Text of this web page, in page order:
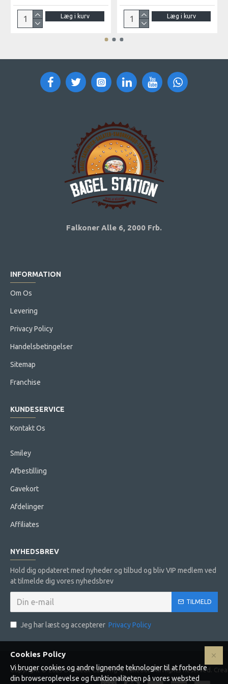
Læg i kurv Læg i kurv
Falkoner Alle 6, 2000 Frb.
INFORMATION
Om Os
Levering
Privacy Policy
Handelsbetingelser
Sitemap
Franchise
KUNDESERVICE
Kontakt Os
Smiley
Afbestilling
Gavekort
Afdelinger
Affiliates
NYHEDSBREV
Hold dig opdateret med nyheder og tilbud og bliv VIP medlem ved
at tilmelde dig vores nyhedsbrev
TILMELD
Jeg har læst og accepterer Privacy Policy
Copyright © 2023 Delicieux Catering & Takeout. All Rights Reserved.
Cookies Policy
Vi bruger cookies og andre lignende teknologier til at forbedre
din browseroplevelse og funktionaliteten på vores websted